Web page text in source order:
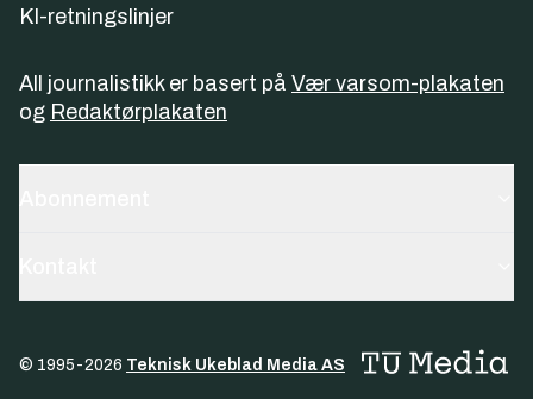
KI-retningslinjer
All journalistikk er basert på Vær varsom-plakaten
og Redaktørplakaten
© 1995-2026 Teknisk Ukeblad Media AS